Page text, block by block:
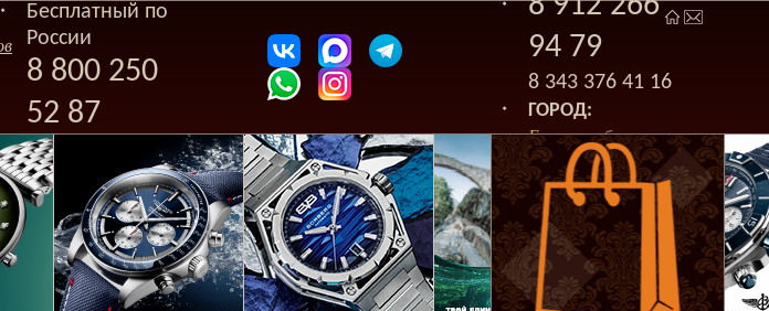
Бесплатный по
России
8 800 250
52 87
94 79
8 343 376 41 16
ГОРОД:
Екатеринбург